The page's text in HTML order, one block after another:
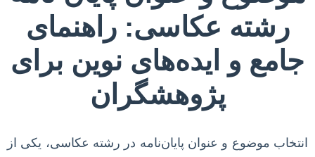
رشته عکاسی: راهنمای
جامع و ایده‌های نوین برای
پژوهشگران
انتخاب موضوع و عنوان پایان‌نامه در رشته عکاسی، یکی از